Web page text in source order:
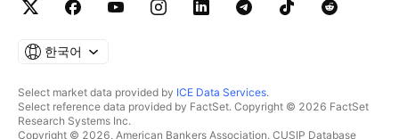
한국어
Select market data provided by ICE Data Services.
Select reference data provided by FactSet. Copyright © 2026 FactSet
Research Systems Inc.
Copyright © 2026, American Bankers Association. CUSIP Database